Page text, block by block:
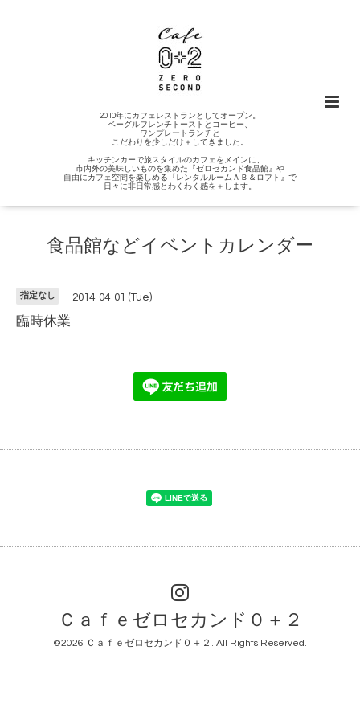
2010年にカフェレストランとしてオープン。
ベーグルフレンチトーストとコーヒー、
ワンプレートランチと
こだわりを少しだけ＋してきました。
キッチンカーで旅スタイルのカフェをメインに、
市内外の美味しいものを集めた『ゼロセカンド食品館』や
自由にカフェ空間を楽しめる『レンタルルームＡＢ＆ロフト』で
日々に非日常感とわくわく感を＋します。
食品館などイベントカレンダー
指定なし 2014-04-01 (Tue)
臨時休業
Ｃａｆｅゼロセカンド０＋２
©2026 Ｃａｆｅゼロセカンド０＋２ . All Rights Reserved.